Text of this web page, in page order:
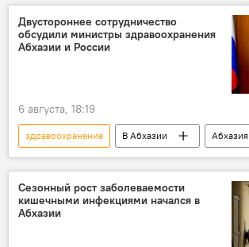
Двустороннее сотрудничество
обсудили министры здравоохранения
Абхазии и России
6 августа, 18:19
здравоохранение В Абхазии
Абхазия
Россия
Новости
Минздрав Абхазии
Сезонный рост заболеваемости
кишечными инфекциями начался в
Абхазии